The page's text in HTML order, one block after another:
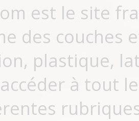
est le site
des couches
plastique,
à tout